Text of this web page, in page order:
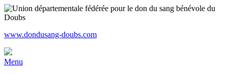
www.dondusang-doubs.com
Menu